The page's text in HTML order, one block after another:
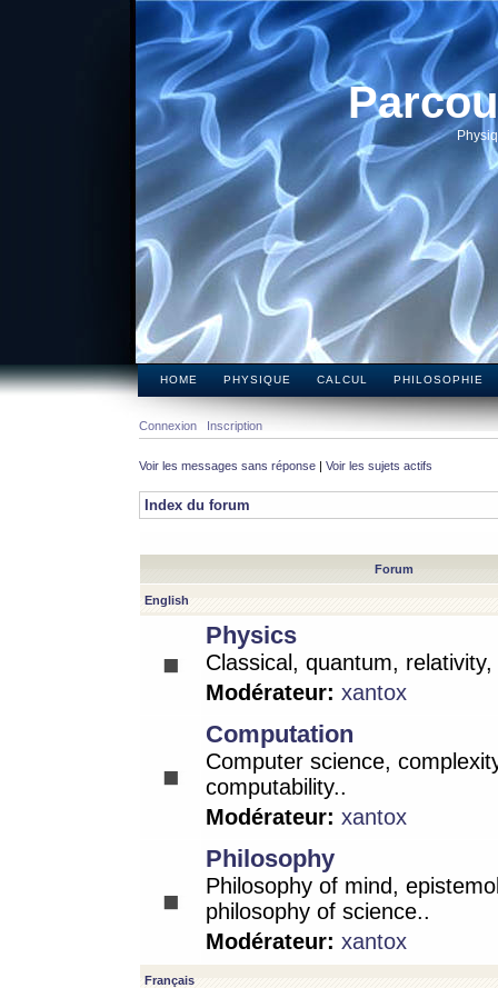
HOME PHYSIQUE CALCUL PHILOSOPHIE
Connexion Inscription
Voir les messages sans réponse | Voir les sujets actifs
Index du forum
Forum
English
Physics
Classical, quantum,
Modérateur: xantox
Computation
Computer science,
computability..
Modérateur: xantox
Philosophy
Philosophy of mind,
philosophy of science..
Modérateur: xantox
Français